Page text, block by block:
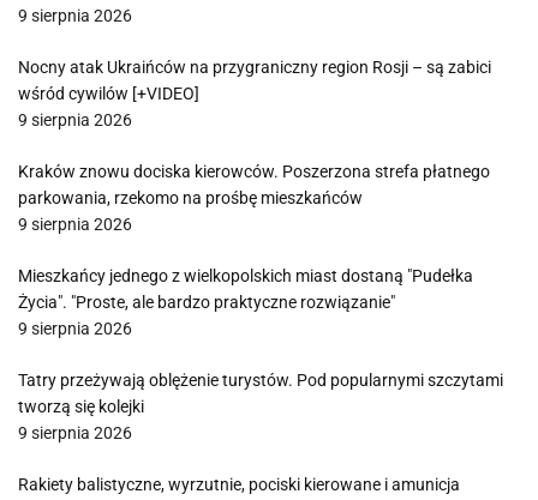
9 sierpnia 2026
Nocny atak Ukraińców na przygraniczny region Rosji – są zabici
wśród cywilów [+VIDEO]
9 sierpnia 2026
Kraków znowu dociska kierowców. Poszerzona strefa płatnego
parkowania, rzekomo na prośbę mieszkańców
9 sierpnia 2026
Mieszkańcy jednego z wielkopolskich miast dostaną "Pudełka
Życia". "Proste, ale bardzo praktyczne rozwiązanie"
9 sierpnia 2026
Tatry przeżywają oblężenie turystów. Pod popularnymi szczytami
tworzą się kolejki
9 sierpnia 2026
Rakiety balistyczne, wyrzutnie, pociski kierowane i amunicja